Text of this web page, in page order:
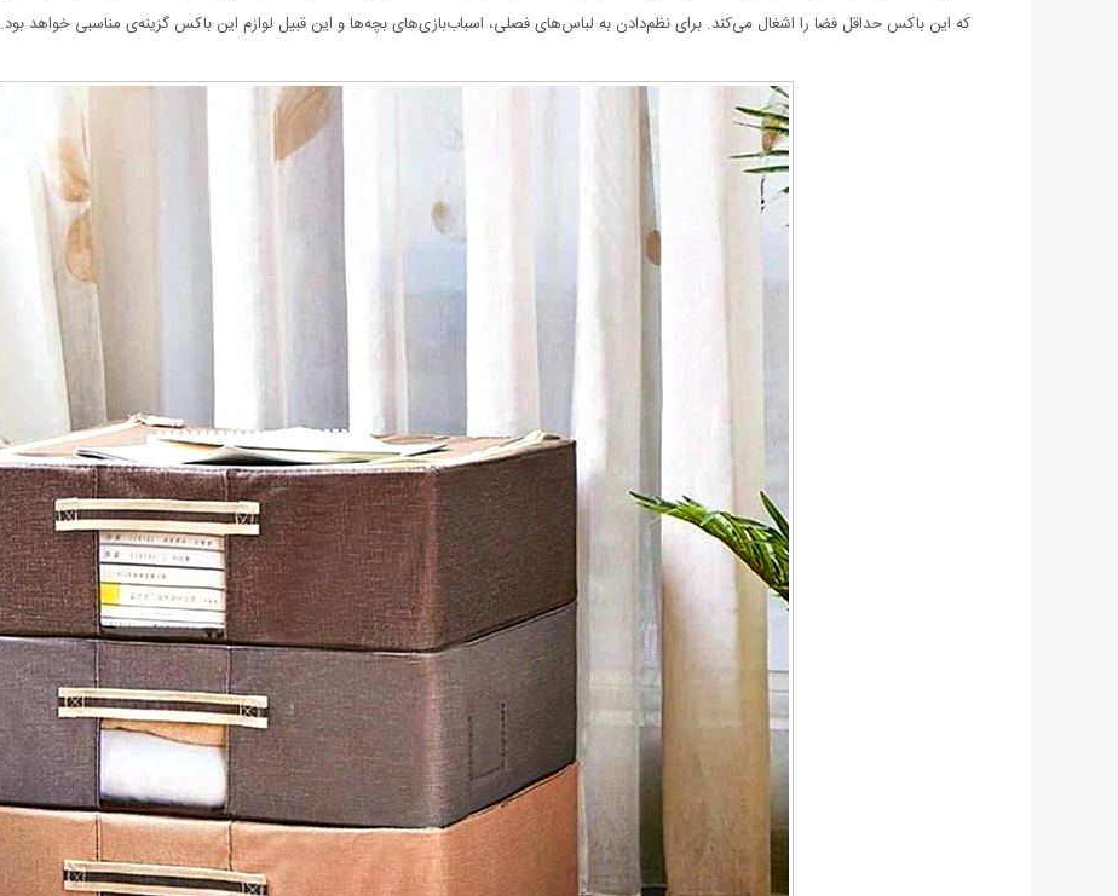
که این باکس حداقل فضا را اشغال می‌کند. برای نظم‌دادن به لباس‌های فصلی، اسباب‌بازی‌های بچه‌ها و این قبیل لوازم این باکس گزینه‌ی مناسبی خواهد بود.